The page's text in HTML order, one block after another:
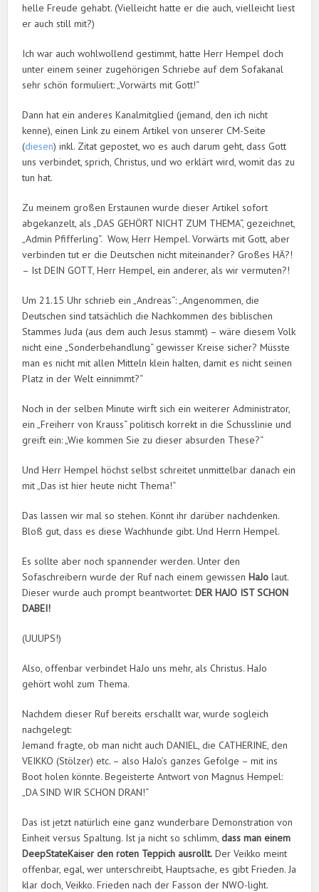
helle Freude gehabt. (Vielleicht hatte er die auch, vielleicht liest
er auch still mit?)
Ich war auch wohlwollend gestimmt, hatte Herr Hempel doch
unter einem seiner zugehörigen Schriebe auf dem Sofakanal
sehr schön formuliert: „Vorwärts mit Gott!“
Dann hat ein anderes Kanalmitglied (jemand, den ich nicht
kenne), einen Link zu einem Artikel von unserer CM-Seite
(diesen) inkl. Zitat gepostet, wo es auch darum geht, dass Gott
uns verbindet, sprich, Christus, und wo erklärt wird, womit das zu
tun hat.
Zu meinem großen Erstaunen wurde dieser Artikel sofort
abgekanzelt, als „DAS GEHÖRT NICHT ZUM THEMA“, gezeichnet,
„Admin Pfifferling“. Wow, Herr Hempel. Vorwärts mit Gott, aber
verbinden tut er die Deutschen nicht miteinander? Großes HÄ?!
– Ist DEIN GOTT, Herr Hempel, ein anderer, als wir vermuten?!
Um 21.15 Uhr schrieb ein „Andreas“: „Angenommen, die
Deutschen sind tatsächlich die Nachkommen des biblischen
Stammes Juda (aus dem auch Jesus stammt) – wäre diesem Volk
nicht eine „Sonderbehandlung“ gewisser Kreise sicher? Müsste
man es nicht mit allen Mitteln klein halten, damit es nicht seinen
Platz in der Welt einnimmt?“
Noch in der selben Minute wirft sich ein weiterer Administrator,
ein „Freiherr von Krauss“ politisch korrekt in die Schusslinie und
greift ein: „Wie kommen Sie zu dieser absurden These?“
Und Herr Hempel höchst selbst schreitet unmittelbar danach ein
mit „Das ist hier heute nicht Thema!“
Das lassen wir mal so stehen. Könnt ihr darüber nachdenken.
Bloß gut, dass es diese Wachhunde gibt. Und Herrn Hempel.
Es sollte aber noch spannender werden. Unter den
Sofaschreibern wurde der Ruf nach einem gewissenHaJo laut.
Dieser wurde auch prompt beantwortet:DER HAJO IST SCHON
DABEI!
(UUUPS!)
Also, offenbar verbindet HaJo uns mehr, als Christus. HaJo
gehört wohl zum Thema.
Nachdem dieser Ruf bereits erschallt war, wurde sogleich
nachgelegt:
Jemand fragte, ob man nicht auch DANIEL, die CATHERINE, den
VEIKKO (Stölzer) etc. – also HaJo’s ganzes Gefolge – mit ins
Boot holen könnte. Begeisterte Antwort von Magnus Hempel:
„DA SIND WIR SCHON DRAN!“
Das ist jetzt natürlich eine ganz wunderbare Demonstration von
Einheit versus Spaltung. Ist ja nicht so schlimm,dass man einem
DeepStateKaiser den roten Teppich ausrollt. Der Veikko meint
offenbar, egal, wer unterschreibt, Hauptsache, es gibt Frieden. Ja
klar doch, Veikko. Frieden nach der Fasson der NWO-light.